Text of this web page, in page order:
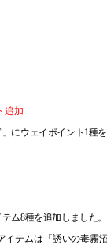
追加
」にウェイポイント1種
ム8種を追加しました。
イテムは「誘いの毒霧